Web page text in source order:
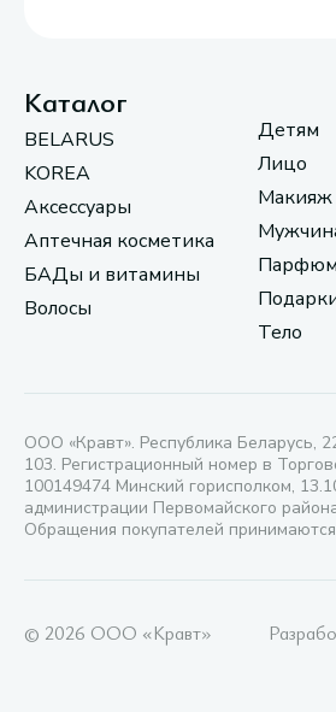
Каталог
BELARUS
KOREA
Аксессуары
Аптечная косметика
БАДы и витамины
Волосы
Детям
Лицо
Макияж
Тело
ООО «Кравт». Республика Беларусь,
103. Регистрационный номер в
100149474 Минский горисполком,
администрации Первомайского
Обращения покупателей
© 2026 ООО «Кравт»